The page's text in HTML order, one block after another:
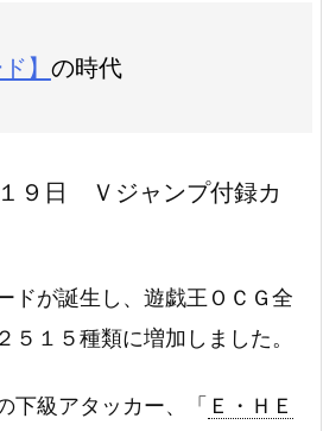
】 の時代
９日 Ｖジャンプ付録カ
ドが誕生し、遊戯王ＯＣＧ全
５１５種類に増加しました。
級アタッカー、「 Ｅ・ＨＥ